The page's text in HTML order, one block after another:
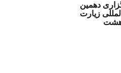
دهمین
زیارت
هشت